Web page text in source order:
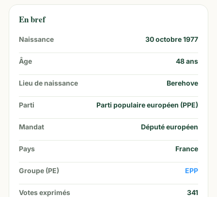
En bref
Naissance 30 octobre 1977
Âge 48ans
Lieu de naissance Berehove
Parti Parti populaire européen (PPE)
Mandat Député européen
Pays France
Groupe (PE) EPP
Votes exprimés 341